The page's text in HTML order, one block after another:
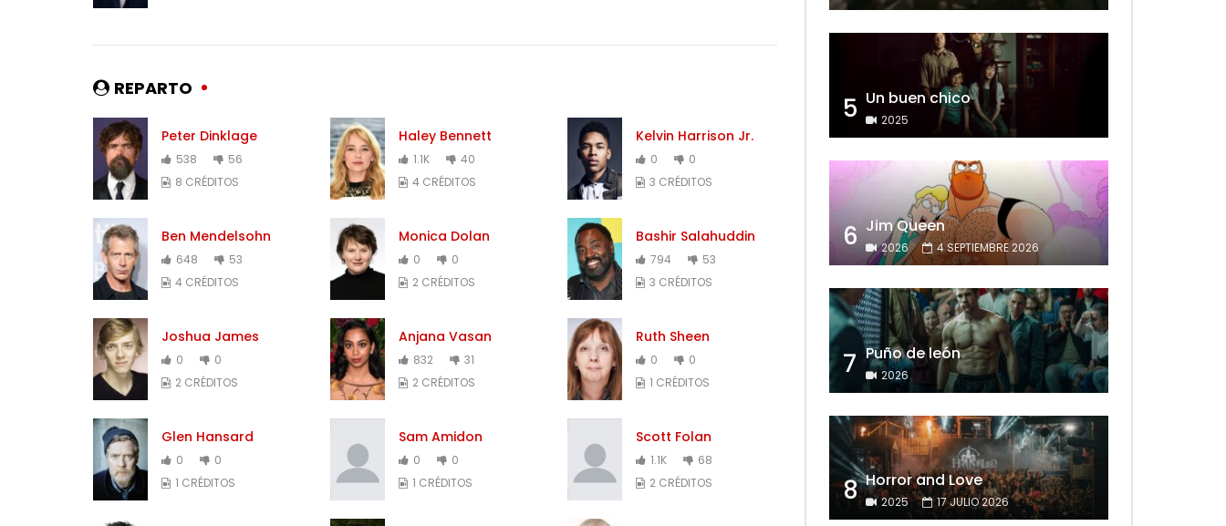
REPARTO
Peter Dinklage
538
56
8 CRÉDITOS
Haley Bennett
1.1K
40
4 CRÉDITOS
Kelvin Harrison Jr.
0
0
3 CRÉDITOS
Ben Mendelsohn
648
53
4 CRÉDITOS
Monica Dolan
0
0
2 CRÉDITOS
Bashir Salahuddin
794
53
3 CRÉDITOS
Joshua James
0
0
2 CRÉDITOS
Anjana Vasan
832
31
2 CRÉDITOS
Ruth Sheen
0
0
1 CRÉDITOS
Glen Hansard
0
0
1 CRÉDITOS
Sam Amidon
0
0
1 CRÉDITOS
Scott Folan
1.1K
68
2 CRÉDITOS
5 Un buen chico
2025
6 Jim Queen
2026 4 SEPTIEMBRE 2026
7 Puño de león
2026
8 Horror and Love
2025 17 JULIO 2026